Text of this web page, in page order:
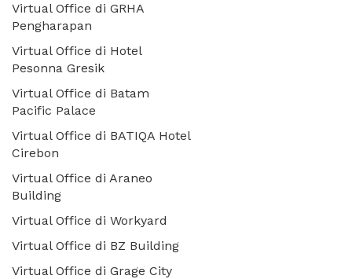
Virtual Office di GRHA
Pengharapan
Virtual Office di Hotel
Pesonna Gresik
Virtual Office di Batam
Pacific Palace
Virtual Office di BATIQA Hotel
Cirebon
Virtual Office di Araneo
Building
Virtual Office di Workyard
Virtual Office di BZ Building
Virtual Office di Grage City